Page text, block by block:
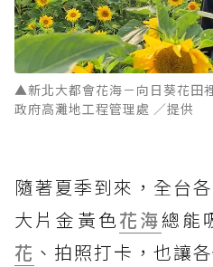
▲新北大都會花海－向日葵花田
政府高灘地工程管理處 ／提供
隨著夏季到來，全台
大片金黃色花海總能
花 、拍照打卡，也讓